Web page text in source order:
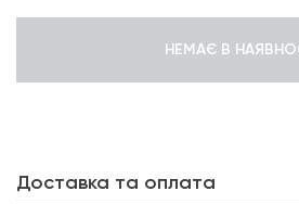
НЕМАЄ В
Доставка та оплата